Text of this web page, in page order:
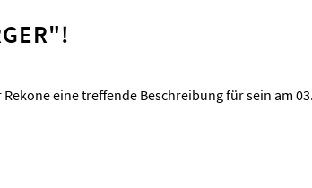
eine treffende Beschreibung für sein am